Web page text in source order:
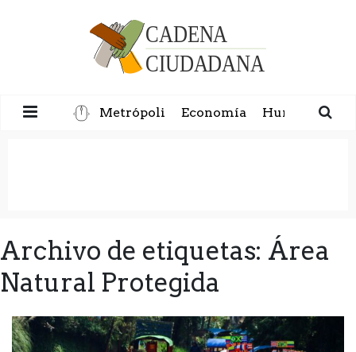
Metrópoli Economía Humanidad
Archivo de etiquetas: Área
Natural Protegida